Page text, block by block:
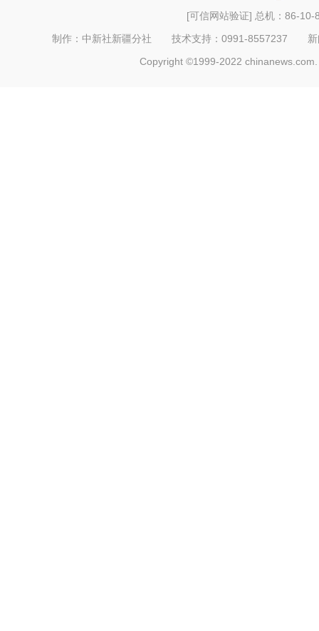
[可信网站验证] 总机：86-10-
制作：中新社新疆分社 技术支持：0991-8557237
Copyright ©1999-2022